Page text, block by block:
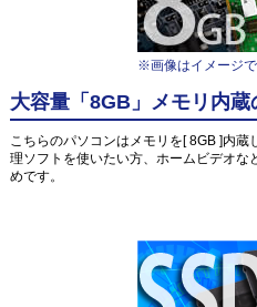
※画像はイメージ
大容量「8GB」メモリ内
こちらのパソコンはメモリを[ 8GB ]内
理ソフトを使いたい方、ホームビデオ
めです。